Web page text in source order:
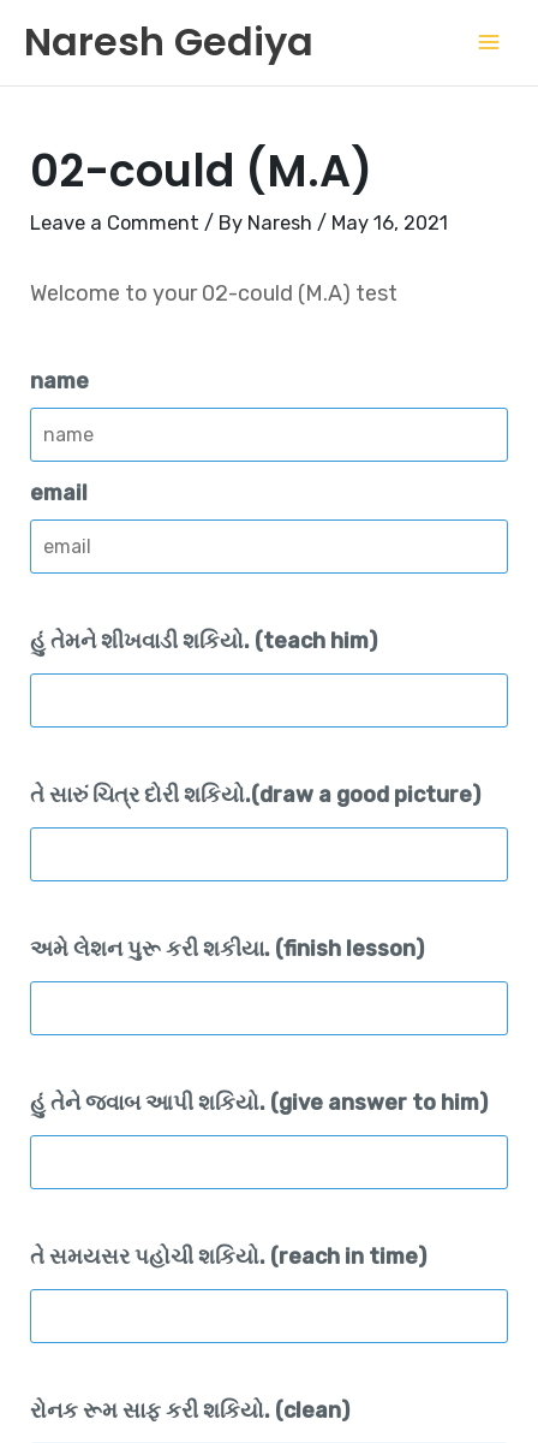
content
Naresh Gediya
02-could (M.A)
Leave a Comment / By Naresh/ May 16, 2021
Welcome to your 02-could (M.A) test
name
email
હું તેમને શીખવાડી શકિયો. (teach him)
તે સારું ચિત્ર દોરી શકિયો.(draw a good picture)
અમે લેશન પુરૂ કરી શકીયા. (finish lesson)
હું તેને જવાબ આપી શકિયો. (give answer to him)
તે સમયસર પહોચી શકિયો. (reach in time)
રોનક રૂમ સાફ કરી શકિયો. (clean)